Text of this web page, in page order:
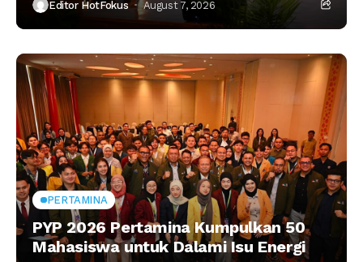
Editor HotFokus August 7, 2026
PERTAMINA
PYP 2026 Pertamina Kumpulkan 50
Mahasiswa untuk Dalami Isu Energi